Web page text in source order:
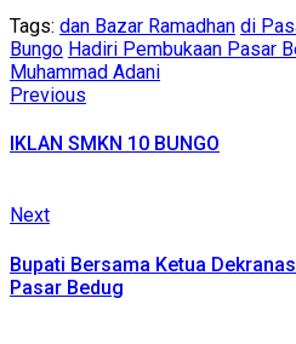
Tags: dan Bazar Ramadhan di
Bungo Hadiri Pembukaan Pasar
Muhammad Adani
Continue
Reading
Previous
IKLAN SMKN 10 BUNGO
NextNext
Bupati Bersama Ketua
Pasar Bedug